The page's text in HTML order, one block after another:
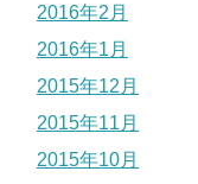
2016年2月
2016年1月
2015年12月
2015年11月
2015年10月